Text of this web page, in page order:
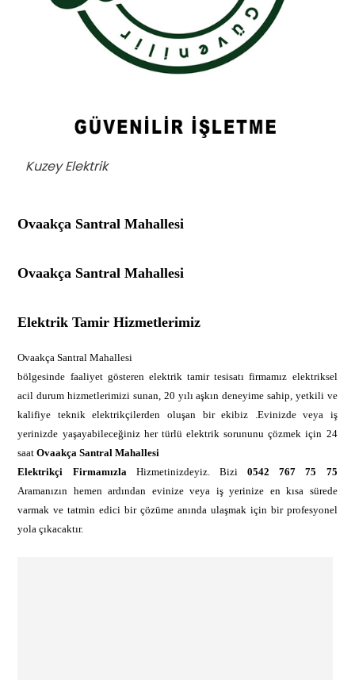
Kuzey Elektrik
Ovaakça Santral Mahallesi
Ovaakça Santral Mahallesi
Elektrik Tamir Hizmetlerimiz
Ovaakça Santral Mahallesi
bölgesinde faaliyet gösteren elektrik tamir tesisatı firmamız elektriksel
acil durum hizmetlerimizi sunan, 20 yılı aşkın deneyime sahip, yetkili ve
kalifiye teknik elektrikçilerden oluşan bir ekibiz .Evinizde veya iş
yerinizde yaşayabileceğiniz her türlü elektrik sorununu çözmek için 24
saatOvaakça Santral Mahallesi
Elektrikçi FirmamızlaHizmetinizdeyiz. Bizi0542 767 75 75
Aramanızın hemen ardından evinize veya iş yerinize en kısa sürede
varmak ve tatmin edici bir çözüme anında ulaşmak için bir profesyonel
yola çıkacaktır.